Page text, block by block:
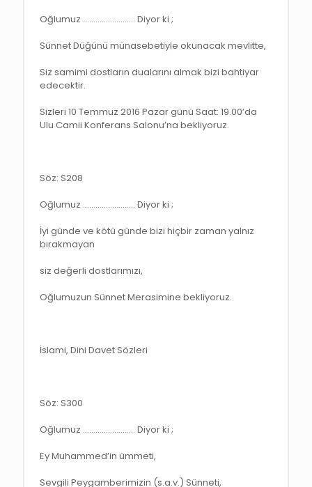
Oğlumuz ……………………. Diyor ki ;
Sünnet Düğünü münasebetiyle okunacak mevlitte,
Siz samimi dostların dualarını almak bizi bahtiyar
edecektir.
Sizleri 10 Temmuz 2016 Pazar günü Saat: 19.00’da
Ulu Camii Konferans Salonu’na bekliyoruz.
Söz: S208
Oğlumuz ……………………. Diyor ki ;
İyi günde ve kötü günde bizi hiçbir zaman yalnız
bırakmayan
siz değerli dostlarımızı,
Oğlumuzun Sünnet Merasimine bekliyoruz.
İslami, Dini Davet Sözleri
Söz: S300
Oğlumuz ……………………. Diyor ki ;
Ey Muhammed’in ümmeti,
Sevgili Peygamberimizin (s.a.v.) Sünneti,